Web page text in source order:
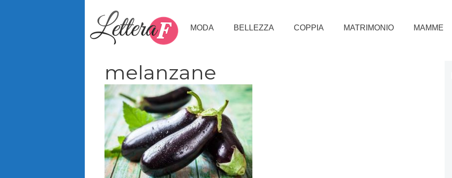
MODA BELLEZZA COPPIA MATRIMONIO MAMME
melanzane